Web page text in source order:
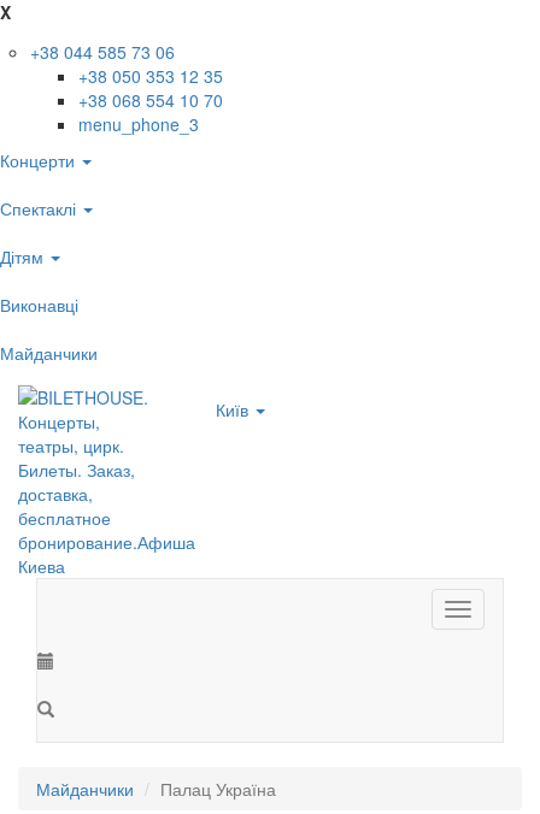
X
+38 044 585 73 06
+38 050 353 12 35
+38 068 554 10 70
menu_phone_3
Концерти
Спектаклі
Дітям
Виконавці
Майданчики
Київ
Toggle
navigation
Майданчики Палац Україна